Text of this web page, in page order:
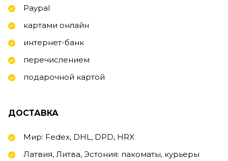
Paypal
картами онлайн
интернет-банк
перечислением
подарочной картой
ДОСТАВКА
Мир: Fedex, DHL, DPD, HRX
Латвия, Литва, Эстония: пакоматы, курьеры